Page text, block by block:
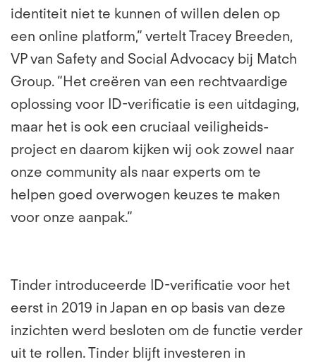
identiteit niet te kunnen of willen delen op
een online platform,” vertelt Tracey Breeden,
VP van Safety and Social Advocacy bij Match
Group. “Het creëren van een rechtvaardige
oplossing voor ID-verificatie is een uitdaging,
maar het is ook een cruciaal veiligheids-
project en daarom kijken wij ook zowel naar
onze community als naar experts om te
helpen goed overwogen keuzes te maken
voor onze aanpak.”
Tinder introduceerde ID-verificatie voor het
eerst in 2019 in Japan en op basis van deze
inzichten werd besloten om de functie verder
uit te rollen. Tinder blijft investeren in